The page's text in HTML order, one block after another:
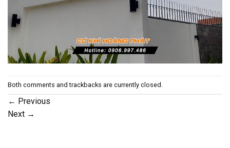
Both comments and trackbacks are currently closed.
← Previous
Next →